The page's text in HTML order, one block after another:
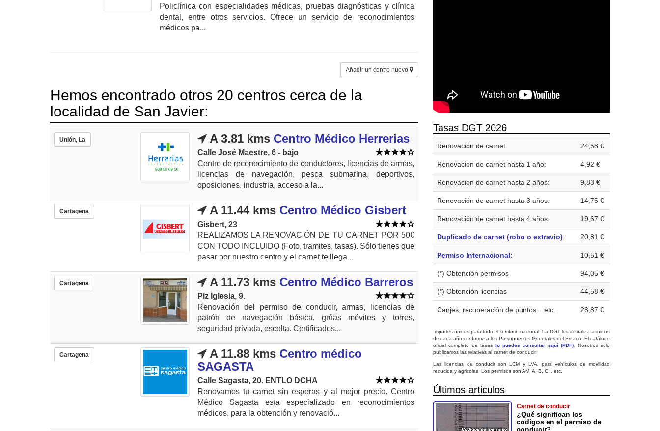
Policlínica con especialidades médicas, pruebas diagnósticas y clínica
dental, entre otros servicios. Ofrece un servicio de reconocimientos
médicos pa...
Añadir un centro nuevo
Hemos encontrado otros 20 centros cerca de la
localidad de San Javier:
Unión, La A 3.81 kms Centro Médico Herrerias
Calle José Maestre, 6 - bajo
Centro de reconocimiento de conductores, licencias de armas,
licencias de navegación, pesca submarina, deportivos,
oposiciones, industria, acceso a la...
Cartagena A 11.44 kms Centro Médico Gisbert
Gisbert, 23
REALIZAMOS LA RENOVACIÓN DE TU CARNET POR 50€
CON TODO INCLUIDO (Foto, tramites, tasas). Sólo tienes que
pasar por nuestro centro y el carnet te llega...
Cartagena A 11.73 kms Centro Médico Barreros
Plz Iglesia, 9.
Renovación del permiso de conducir, armas, licencias de
patrón de navegación básica, grúas móviles y torres,
seguridad privada, escolta. Certificados...
Cartagena A 11.88 kms Centro médico
SAGASTA
Calle Sagasta, 20. ENTLO DCHA
Renovamos tu carnet sin esperas y al mejor precio. Centro
Médico Sagasta esta especializado en reconocimientos
médicos, para la obtención y renovació...
Tasas DGT 2026
Renovación de carnet: 24,58 €
Renovación de carnet hasta 1 año: 4,92 €
Renovación de carnet hasta 2 años: 9,83 €
Renovación de carnet hasta 3 años: 14,75 €
Renovación de carnet hasta 4 años: 19,67 €
Duplicado de carnet (robo o extravio): 20,81 €
Permiso Internacional: 10,51 €
(*) Obtención permisos 94,05 €
(*) Obtención licencias 44,58 €
Canjes, recuperación de puntos... etc. 28,87 €
Importes únicos para todo el territorio nacional. La DGT los actualiza a inicios
de cada año conforme a los Presupuestos Generales del Estado. El catálogo
oficial completo de tasas lo puedes consultar aquí (PDF) . Nosotros solo
publicamos las relativas al carnet de conducir.
Las licencias de conducir son LCM y LVA, para vehículos de movilidad
reducida y agricolas. Los permisos son AM, A, B, C... etc.
Últimos articulos
Carnet de conducir
¿Qué significan los
códigos en el permiso de
conducir?